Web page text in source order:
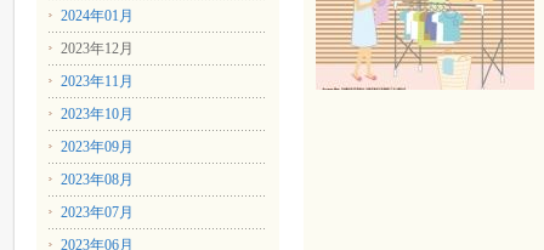
2024年01月
2023年12月
2023年11月
2023年10月
2023年09月
2023年08月
2023年07月
2023年06月